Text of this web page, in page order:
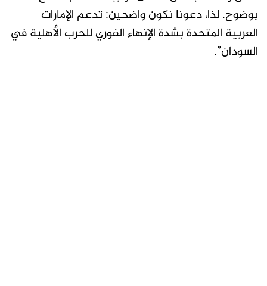
بوضوح. لذا، دعونا نكون واضحين: تدعم الإمارات
العربية المتحدة بشدة الإنهاء الفوري للحرب الأهلية في
السودان”.